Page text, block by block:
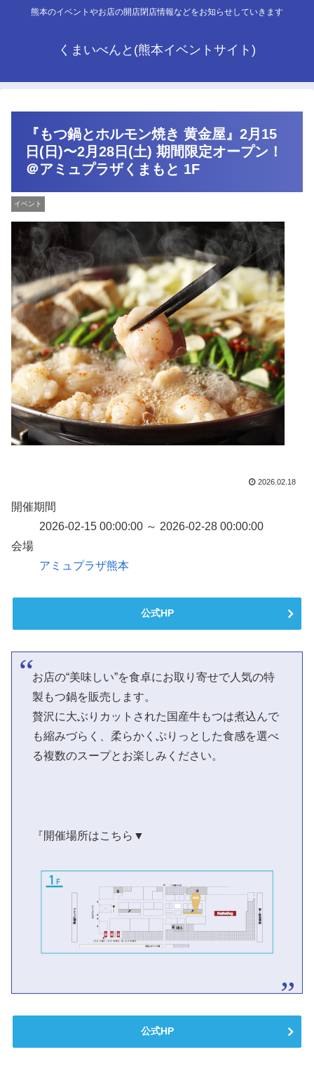
熊本のイベントやお店の開店閉店情報などをお知らせしていきます
くまいべんと(熊本イベントサイト)
『もつ鍋とホルモン焼き 黄金屋』2月15
日(日)〜2月28日(土) 期間限定オープン！
＠アミュプラザくまもと 1F
イベント
2026.02.18
開催期間
2026-02-15 00:00:00 ～ 2026-02-28 00:00:00
会場
アミュプラザ熊本
公式HP
お店の“美味しい”を食卓にお取り寄せで人気の特
製もつ鍋を販売します。
贅沢に大ぶりカットされた国産牛もつは煮込んで
も縮みづらく、柔らかくぷりっとした食感を選べ
る複数のスープとお楽しみください。
『開催場所はこちら▼
公式HP